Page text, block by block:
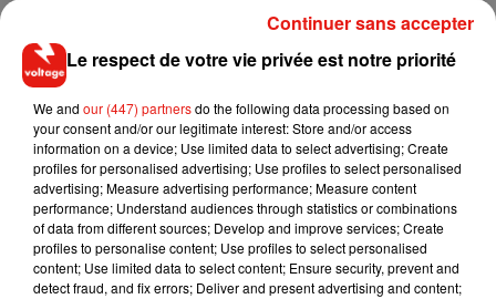
Le respect de votre vie privée est notre priorité
We and our (447) partnersdo the following data processing based on
your consent and/or our legitimate interest: Store and/or access
information on a device; Use limited data to select advertising; Create
profiles for personalised advertising; Use profiles to select personalised
advertising; Measure advertising performance; Measure content
performance; Understand audiences through statistics or combinations
of data from different sources; Develop and improve services; Create
profiles to personalise content; Use profiles to select personalised
content; Use limited data to select content; Ensure security, prevent and
detect fraud, and fix errors; Deliver and present advertising and content;
Continuer sans accepter